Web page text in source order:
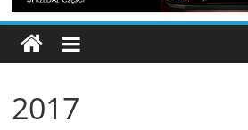
Polska
Strona
Stowarzyszenia
2017